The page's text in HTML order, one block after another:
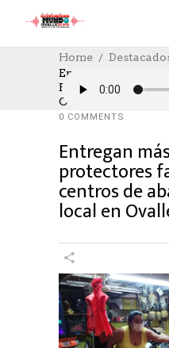
Home
Entregan Más De
En Centros De
Ovalle
DESTACADOS
AUTHOR: HECTOR
0 COMMENTS
Entregan
protectores
centros de
local en